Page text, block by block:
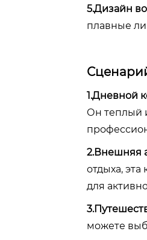
5.Дизайн
плавные
1.Дневной
Он теплый
2.Внешняя
отдыха,
для
можете